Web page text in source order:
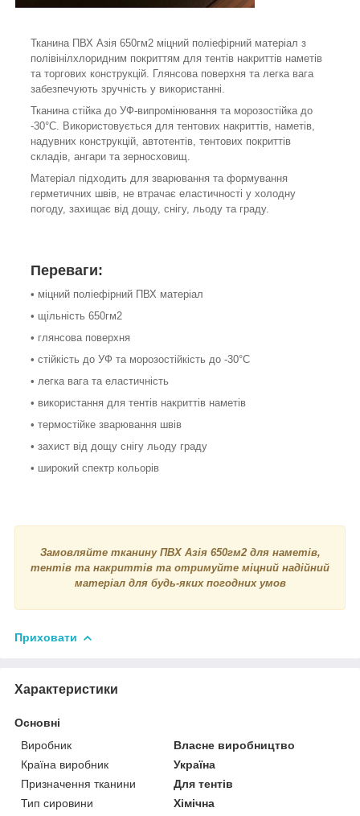
Тканина ПВХ Азія 650гм2 міцний поліефірний матеріал з
полівінілхлоридним покриттям для тентів накриттів наметів
та торгових конструкцій. Глянсова поверхня та легка вага
забезпечують зручність у використанні.
Тканина стійка до УФ-випромінювання та морозостійка до
-30°C. Використовується для тентових накриттів, наметів,
надувних конструкцій, автотентів, тентових покриттів
складів, ангари та зерносховищ.
Матеріал підходить для зварювання та формування
герметичних швів, не втрачає еластичності у холодну
погоду, захищає від дощу, снігу, льоду та граду.
Переваги:
• міцний поліефірний ПВХ матеріал
• щільність 650гм2
• глянсова поверхня
• стійкість до УФ та морозостійкість до -30°C
• легка вага та еластичність
• використання для тентів накриттів наметів
• термостійке зварювання швів
• захист від дощу снігу льоду граду
• широкий спектр кольорів
Замовляйте тканину ПВХ Азія 650гм2 для наметів,
тентів та накриттів та отримуйте міцний надійний
матеріал для будь-яких погодних умов
Приховати
Характеристики
Основні
Виробник
Власне виробництво
Країна виробник
Україна
Призначення тканини
Для тентів
Тип сировини
Хімічна